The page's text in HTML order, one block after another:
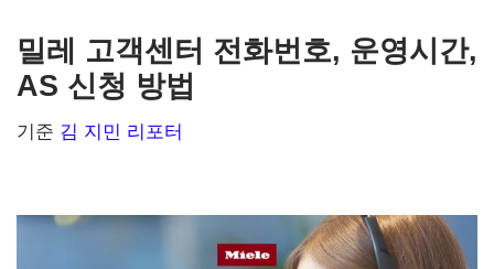
뛰
기
밀레 고객센터 전화번호, 운영시간,
AS 신청 방법
기준 김 지민 리포터